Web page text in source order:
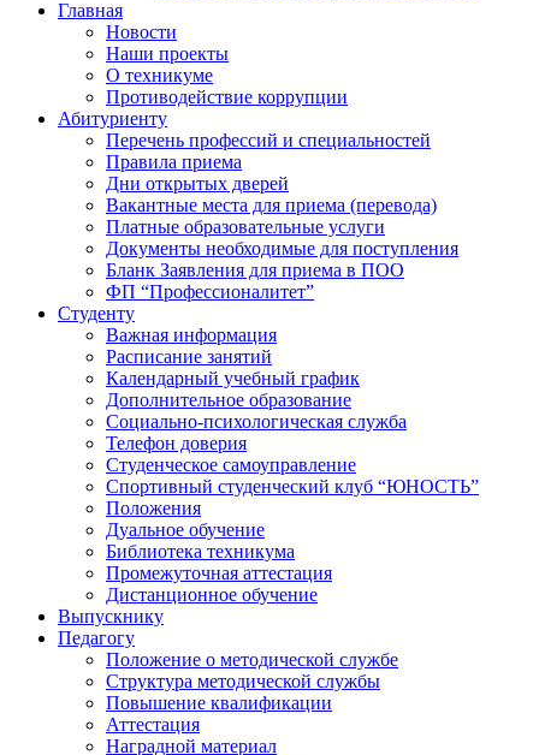
Главная
Новости
Наши проекты
О техникуме
Противодействие коррупции
Абитуриенту
Перечень профессий и специальностей
Правила приема
Дни открытых дверей
Вакантные места для приема (перевода)
Платные образовательные услуги
Документы необходимые для поступления
Бланк Заявления для приема в ПОО
ФП “Профессионалитет”
Студенту
Важная информация
Расписание занятий
Календарный учебный график
Дополнительное образование
Социально-психологическая служба
Телефон доверия
Студенческое самоуправление
Спортивный студенческий клуб “ЮНОСТЬ”
Положения
Дуальное обучение
Библиотека техникума
Промежуточная аттестация
Дистанционное обучение
Выпускнику
Педагогу
Положение о методической службе
Структура методической службы
Повышение квалификации
Аттестация
Наградной материал